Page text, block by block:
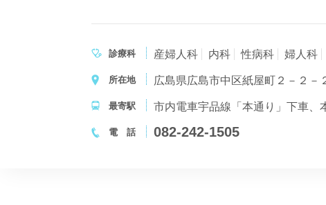
診療科 産婦人科 内科 性病科 婦人科
所在地 広島県広島市中区紙屋町２－２－
最寄駅 市内電車宇品線「本通り」下車、
電 話 082-242-1505